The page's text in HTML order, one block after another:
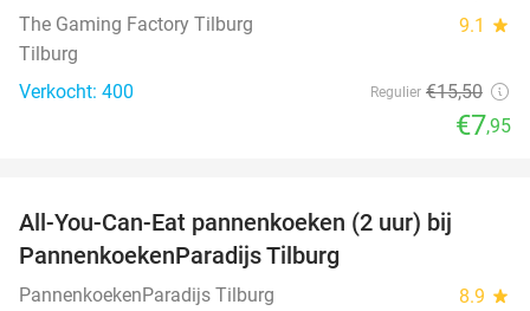
The Gaming Factory Tilburg 9.1 star
Tilburg
Verkocht: 400
Regulier €15,50
€7,95
All-You-Can-Eat pannenkoeken (2 uur) bij
PannenkoekenParadijs Tilburg
PannenkoekenParadijs Tilburg 8.9 star